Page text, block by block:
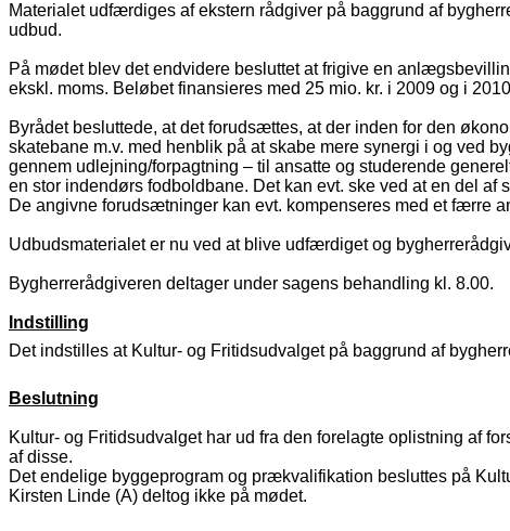
Materialet udfærdiges af ekstern rådgiver på baggrund af
udbud.
På mødet blev det endvidere besluttet at frigive en
ekskl. moms. Beløbet finansieres med 25 mio. kr. i 2009 og i
Byrådet besluttede, at det forudsættes, at der inden for den
skatebane m.v. med henblik på at skabe mere synergi i og ved
gennem udlejning/forpagtning – til ansatte og studerende
en stor indendørs fodboldbane. Det kan evt. ske ved at en del
De angivne forudsætninger kan evt. kompenseres med et færre
Udbudsmaterialet er nu ved at blive udfærdiget og
Bygherrerådgiveren deltager under sagens behandling kl. 8.00.
Indstilling
Det indstilles at Kultur- og Fritidsudvalget på baggrund af
Beslutning
Kultur- og Fritidsudvalget har ud fra den forelagte oplistning af
af disse.
Det endelige byggeprogram og prækvalifikation besluttes på
Kirsten Linde (A) deltog ikke på mødet.